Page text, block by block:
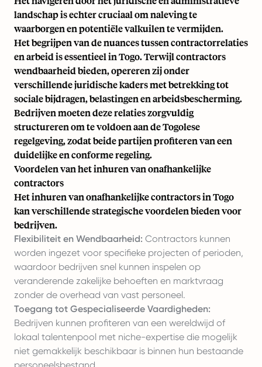
landschap is echter cruciaal om naleving te
waarborgen en potentiële valkuilen te vermijden.
Het begrijpen van de nuances tussen contractorrelaties
en arbeid is essentieel in Togo. Terwijl contractors
wendbaarheid bieden, opereren zij onder
verschillende juridische kaders met betrekking tot
sociale bijdragen, belastingen en arbeidsbescherming.
Bedrijven moeten deze relaties zorgvuldig
structureren om te voldoen aan de Togolese
regelgeving, zodat beide partijen profiteren van een
duidelijke en conforme regeling.
Voordelen van het inhuren van onafhankelijke
contractors
Het inhuren van onafhankelijke contractors in Togo
kan verschillende strategische voordelen bieden voor
bedrijven.
Flexibiliteit en Wendbaarheid: Contractors kunnen
worden ingezet voor specifieke projecten of perioden,
waardoor bedrijven snel kunnen inspelen op
veranderende zakelijke behoeften en marktvraag
zonder de overhead van vast personeel.
Toegang tot Gespecialiseerde Vaardigheden:
Bedrijven kunnen profiteren van een wereldwijd of
lokaal talentenpool met niche-expertise die mogelijk
niet gemakkelijk beschikbaar is binnen hun bestaande